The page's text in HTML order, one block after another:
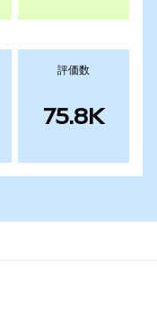
評価数
75.8K